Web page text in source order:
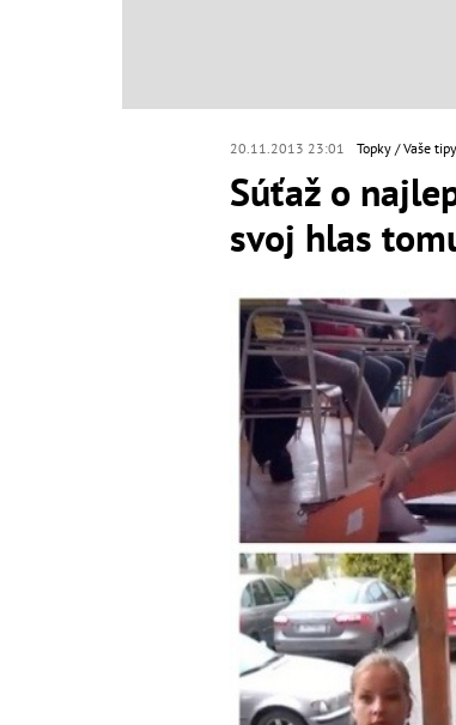
20.11.2013 23:01 Topky Vaše tipy
Súťaž o
svoj hlas